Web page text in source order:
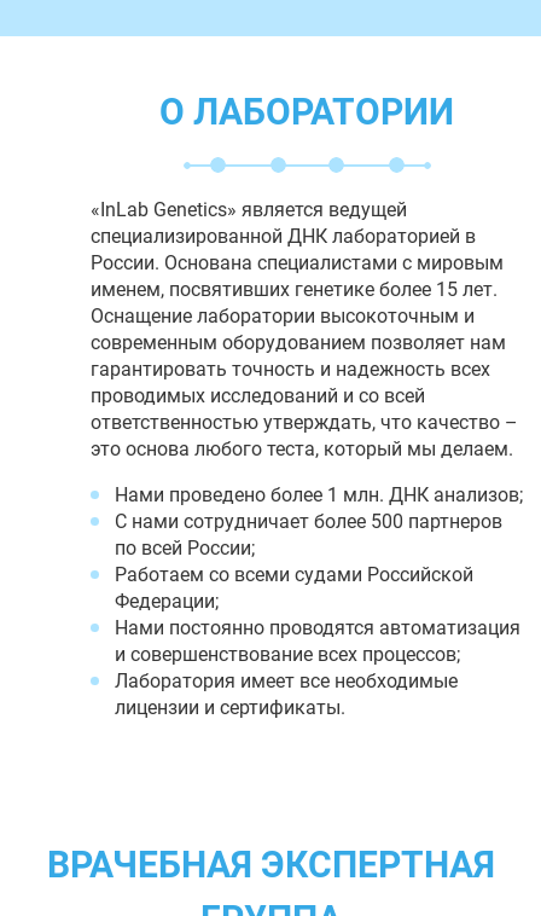
О ЛАБОРАТОРИИ
«InLab Genetics» является ведущей
специализированной ДНК лабораторией в
России. Основана специалистами с мировым
именем, посвятивших генетике более 15 лет.
Оснащение лаборатории высокоточным и
современным оборудованием позволяет нам
гарантировать точность и надежность всех
проводимых исследований и со всей
ответственностью утверждать, что качество –
это основа любого теста, который мы делаем.
Нами проведено более 1 млн. ДНК анализов;
С нами сотрудничает более 500 партнеров
по всей России;
Работаем со всеми судами Российской
Федерации;
Нами постоянно проводятся автоматизация
и совершенствование всех процессов;
Лаборатория имеет все необходимые
лицензии и сертификаты.
ВРАЧЕБНАЯ ЭКСПЕРТНАЯ